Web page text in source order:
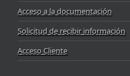
Acceso a la documentación
Solicitud de recibir información
Acceso Cliente